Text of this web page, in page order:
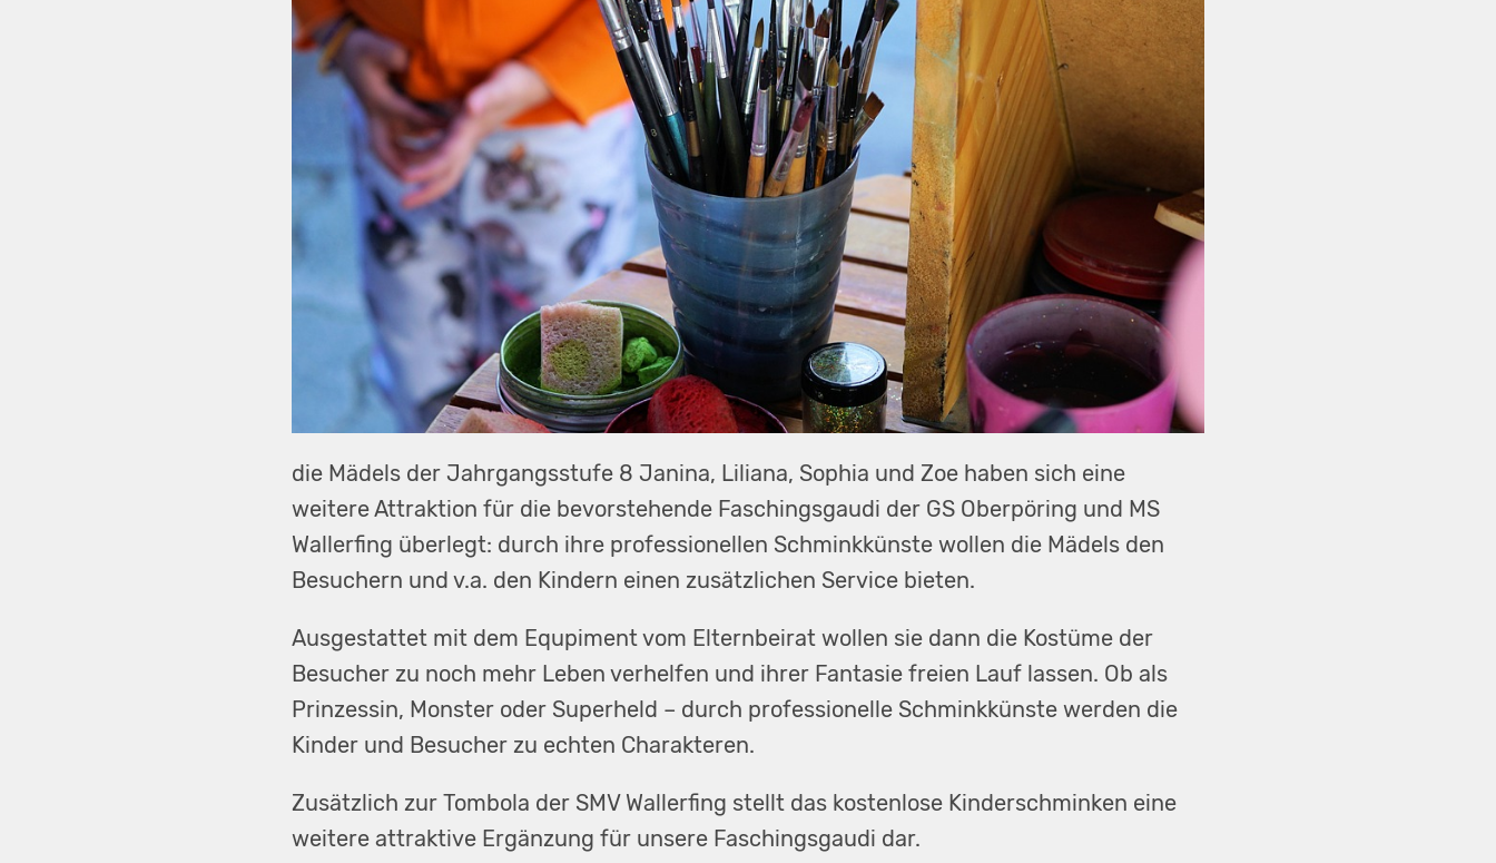
die Mädels der Jahrgangsstufe 8 Janina, Liliana, Sophia und Zoe haben sich eine
weitere Attraktion für die bevorstehende Faschingsgaudi der GS Oberpöring und MS
Wallerfing überlegt: durch ihre professionellen Schminkkünste wollen die Mädels den
Besuchern und v.a. den Kindern einen zusätzlichen Service bieten.
Ausgestattet mit dem Equpiment vom Elternbeirat wollen sie dann die Kostüme der
Besucher zu noch mehr Leben verhelfen und ihrer Fantasie freien Lauf lassen. Ob als
Prinzessin, Monster oder Superheld – durch professionelle Schminkkünste werden die
Kinder und Besucher zu echten Charakteren.
Zusätzlich zur Tombola der SMV Wallerfing stellt das kostenlose Kinderschminken eine
weitere attraktive Ergänzung für unsere Faschingsgaudi dar.